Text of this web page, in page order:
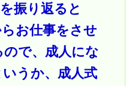
振り返ると
らお仕事をさせ
で、成人にな
うか、成人式